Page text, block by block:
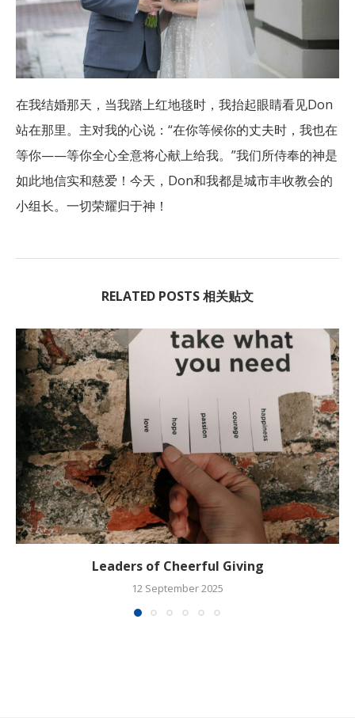
在我结婚那天，当我踏上红地毯时，我抬起眼睛看见Don
站在那里。主对我的心说：“在你等候你的丈夫时，我也在
等你——等你全心全意将心献上给我。”我们所侍奉的神是
如此地信实和慈爱！今天，Don和我都是城市丰收教会的
小组长。一切荣耀归于神！
RELATED POSTS 相关贴文
Leaders of Cheerful Giving
12 September 2025